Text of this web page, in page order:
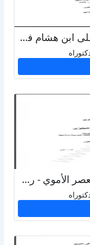
اعتراضات الأزهري النحوية على ابن هشام في التصريح بمضمون التوضيح
نقد النص الأدبي حتى نهاية العصر الأموي - رسالة - جامعة الكوفة